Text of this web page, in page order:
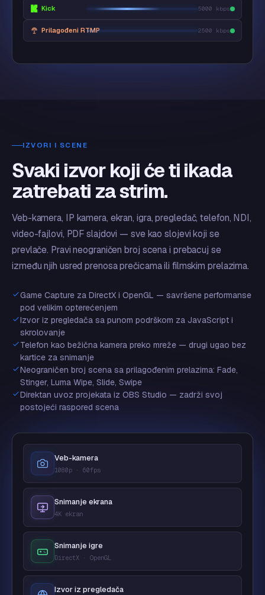
Kick 5000 kbps
Prilagođeni RTMP 2500 kbps
IZVORI I SCENE
Svaki izvor koji će ti ikada
zatrebati za strim.
Veb-kamera, IP kamera, ekran, igra, pregledač, telefon, NDI,
video-fajlovi, PDF slajdovi — sve kao slojevi koji se
prevlače. Pravi neograničen broj scena i prebacuj se
između njih usred prenosa prečicama ili filmskim prelazima.
Game Capture za DirectX i OpenGL — savršene performanse
pod velikim opterećenjem
Izvor iz pregledača sa punom podrškom za JavaScript i
skrolovanje
Telefon kao bežična kamera preko mreže — drugi ugao bez
kartice za snimanje
Neograničen broj scena sa prilagođenim prelazima: Fade,
Stinger, Luma Wipe, Slide, Swipe
Direktan uvoz projekata iz OBS Studio — zadrži svoj
postojeći raspored scena
Veb-kamera
1080p · 60fps
Snimanje ekrana
4K ekran
Snimanje igre
DirectX · OpenGL
Izvor iz pregledača